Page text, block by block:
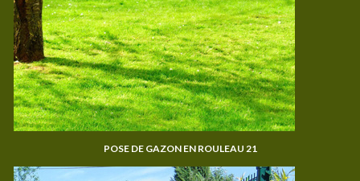
POSE DE GAZON EN ROULEAU 21